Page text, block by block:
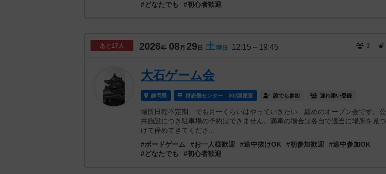
#どなたでも
#初心者歓迎
あと 17人 2026年 08 月 29 日 土 曜日 12:15～19:45 3
大石ゲーム会
静岡県 積志働センター 302講座室 誰でも参加 連れ添い登録
場所日程不定期、でも月一くらいはやっていきたい、緩めのオープン会です。公
共施設につき駐車場の予約はできません。満車の場合は各自で適当に場所を見つ
けて停めてきてくださ...
#ボードゲーム
#お一人様歓迎 #途中抜けOK #初参加歓迎
#途中参加OK
#どなたでも
#初心者歓迎